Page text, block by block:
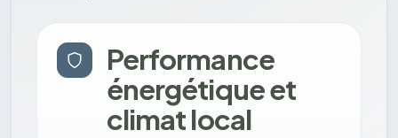
Performance
énergétique et
climat local